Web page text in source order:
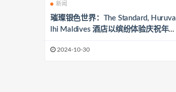
新闻
璀璨银色世界：The Standard, Huruva
lhi Maldives 酒店以缤纷体验庆祝年尾
2024-10-30